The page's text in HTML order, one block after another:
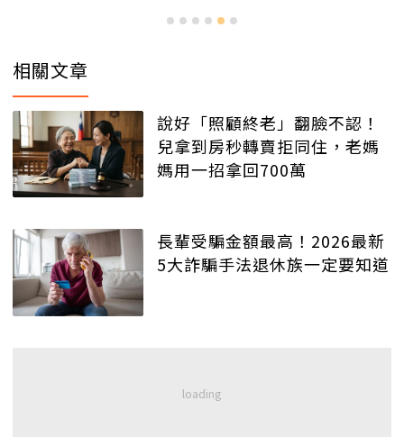
相關文章
說好「照顧終老」翻臉不認！
兒拿到房秒轉賣拒同住，老媽
媽用一招拿回700萬
長輩受騙金額最高！2026最新
5大詐騙手法退休族一定要知道